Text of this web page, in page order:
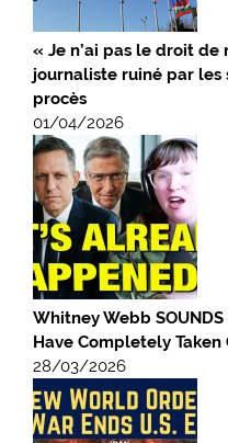
« Je n’ai pas le droit
journaliste ruiné par les
procès
01/04/2026
Whitney Webb
Have Completely Taken
28/03/2026